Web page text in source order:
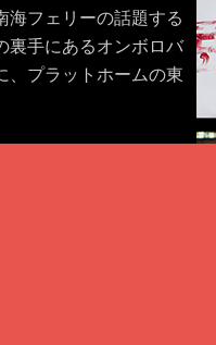
海フェリーの話題する
裏手にあるオンボロバ
、プラットホームの東